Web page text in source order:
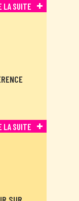
LA SUITE
LA SUITE